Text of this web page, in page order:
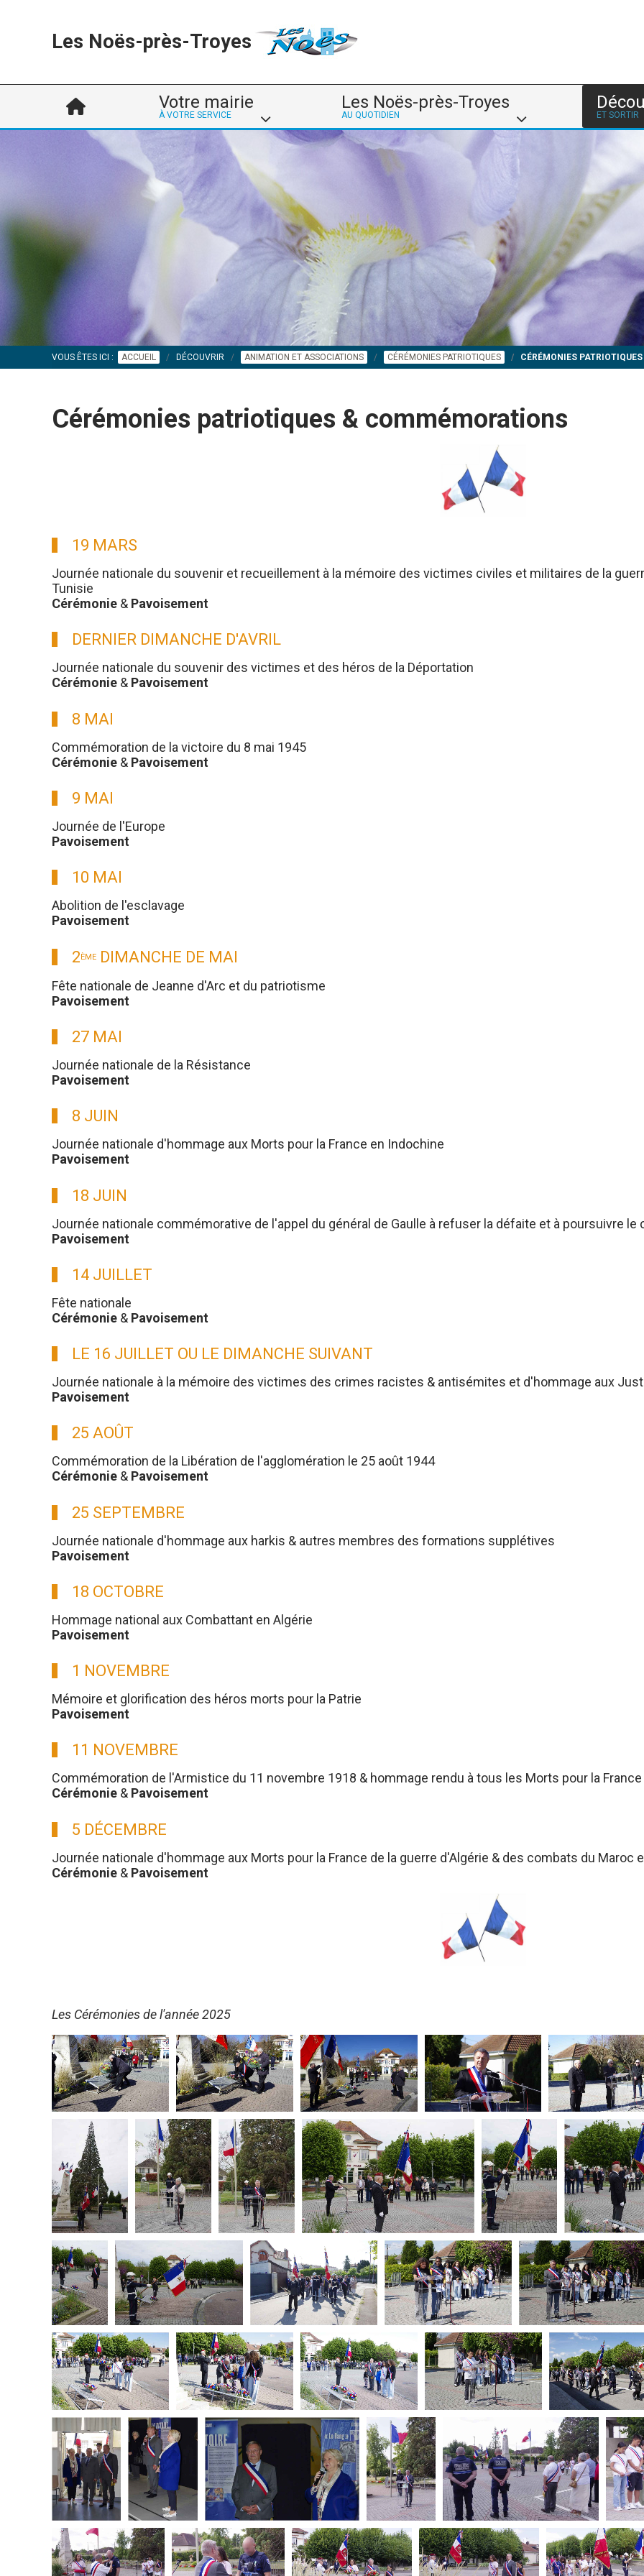
Les Noës-près-Troyes
Votre mairie
À VOTRE SERVICE
Les Noës-près-Troyes
AU QUOTIDIEN ET SORTIR
VOUS ÊTES ICI : ACCUEIL DÉCOUVRIR ANIMATION ET ASSOCIATIONS CÉRÉMONIES PATRIOTIQUES CÉRÉMONIES
Cérémonies patriotiques & commémorations
19 MARS
Journée nationale du souvenir et recueillement à la mémoire des victimes civiles et militaires de la
Tunisie
Cérémonie & Pavoisement
DERNIER DIMANCHE D'AVRIL
Journée nationale du souvenir des victimes et des héros de la Déportation
Cérémonie & Pavoisement
8 MAI
Commémoration de la victoire du 8 mai 1945
Cérémonie & Pavoisement
9 MAI
Journée de l'Europe
Pavoisement
10 MAI
Abolition de l'esclavage
Pavoisement
2ÈME DIMANCHE DE MAI
Fête nationale de Jeanne d'Arc et du patriotisme
Pavoisement
27 MAI
Journée nationale de la Résistance
Pavoisement
8 JUIN
Journée nationale d'hommage aux Morts pour la France en Indochine
Pavoisement
18 JUIN
Journée nationale commémorative de l'appel du général de Gaulle à refuser la défaite et à poursuivre
Pavoisement
14 JUILLET
Fête nationale
Cérémonie & Pavoisement
LE 16 JUILLET OU LE DIMANCHE SUIVANT
Journée nationale à la mémoire des victimes des crimes racistes & antisémites et d'hommage aux
Pavoisement
25 AOÛT
Commémoration de la Libération de l'agglomération le 25 août 1944
Cérémonie & Pavoisement
25 SEPTEMBRE
Journée nationale d'hommage aux harkis & autres membres des formations supplétives
Pavoisement
18 OCTOBRE
Hommage national aux Combattant en Algérie
Pavoisement
1 NOVEMBRE
Mémoire et glorification des héros morts pour la Patrie
Pavoisement
11 NOVEMBRE
Commémoration de l'Armistice du 11 novembre 1918 & hommage rendu à tous les Morts pour la France
Cérémonie & Pavoisement
5 DÉCEMBRE
Journée nationale d'hommage aux Morts pour la France de la guerre d'Algérie & des combats du Maroc
Cérémonie & Pavoisement
Les Cérémonies de l'année 2025